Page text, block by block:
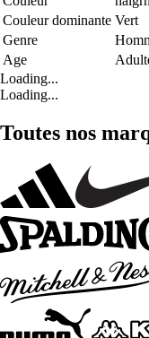
Couleur dominante Vert
Genre
Age
Loading...
Loading...
Toutes nos